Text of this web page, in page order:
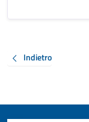
Indietro